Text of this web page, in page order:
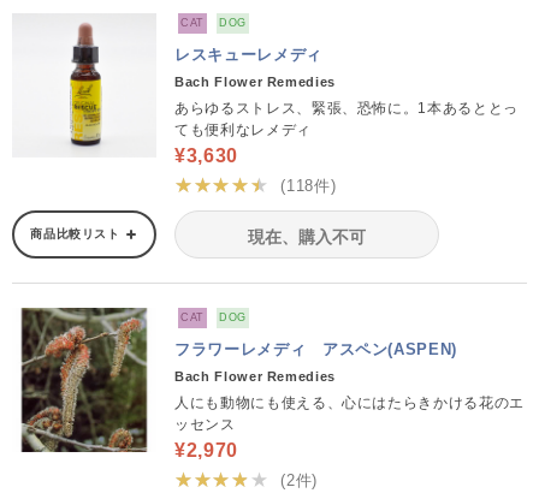
CAT DOG
レスキューレメディ
Bach Flower Remedies
あらゆるストレス、緊張、恐怖に。1本あるととっ
ても便利なレメディ
¥3,630
★★★★★
(118件)
商品比較リスト 現在、購入不可
CAT DOG
フラワーレメディ アスペン(ASPEN)
Bach Flower Remedies
人にも動物にも使える、心にはたらきかける花のエ
ッセンス
¥2,970
★★★★★
(2件)